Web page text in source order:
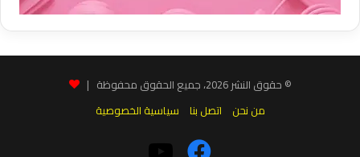
© حقوق النشر 2026، جميع الحقوق محفوظة |
من نحن
اتصل بنا سياسية الخصوصية
فيسبوك